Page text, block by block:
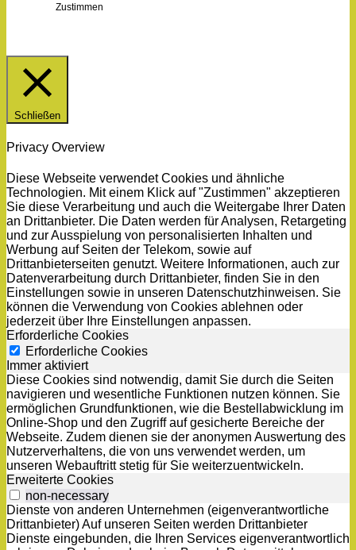
Zustimmen
Schließen
Privacy Overview
Diese Webseite verwendet Cookies und ähnliche
Technologien. Mit einem Klick auf "Zustimmen" akzeptieren
Sie diese Verarbeitung und auch die Weitergabe Ihrer Daten
an Drittanbieter. Die Daten werden für Analysen, Retargeting
und zur Ausspielung von personalisierten Inhalten und
Werbung auf Seiten der Telekom, sowie auf
Drittanbieterseiten genutzt. Weitere Informationen, auch zur
Datenverarbeitung durch Drittanbieter, finden Sie in den
Einstellungen sowie in unseren Datenschutzhinweisen. Sie
können die Verwendung von Cookies ablehnen oder
jederzeit über Ihre Einstellungen anpassen.
Erforderliche Cookies
Erforderliche Cookies
Immer aktiviert
Diese Cookies sind notwendig, damit Sie durch die Seiten
navigieren und wesentliche Funktionen nutzen können. Sie
ermöglichen Grundfunktionen, wie die Bestellabwicklung im
Online-Shop und den Zugriff auf gesicherte Bereiche der
Webseite. Zudem dienen sie der anonymen Auswertung des
Nutzerverhaltens, die von uns verwendet werden, um
unseren Webauftritt stetig für Sie weiterzuentwickeln.
Erweiterte Cookies
non-necessary
Dienste von anderen Unternehmen (eigenverantwortliche
Drittanbieter) Auf unseren Seiten werden Drittanbieter
Dienste eingebunden, die Ihren Services eigenverantwortlich